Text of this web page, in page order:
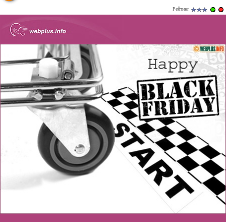
Рейтинг